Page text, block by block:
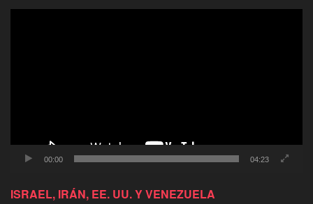
00:00 04:23
ISRAEL, IRÁN, EE. UU. Y VENEZUELA